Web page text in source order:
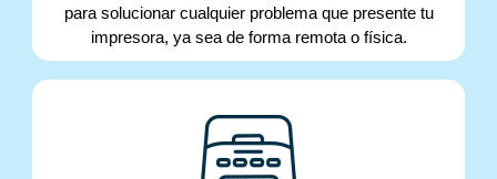
para solucionar cualquier problema que presente tu
impresora, ya sea de forma remota o física.